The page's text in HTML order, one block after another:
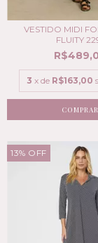
VESTIDO MIDI
FLUITY
3 x de R$163,00
COMPRAR
13% OFF